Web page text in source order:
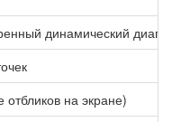
динамический
на экране)